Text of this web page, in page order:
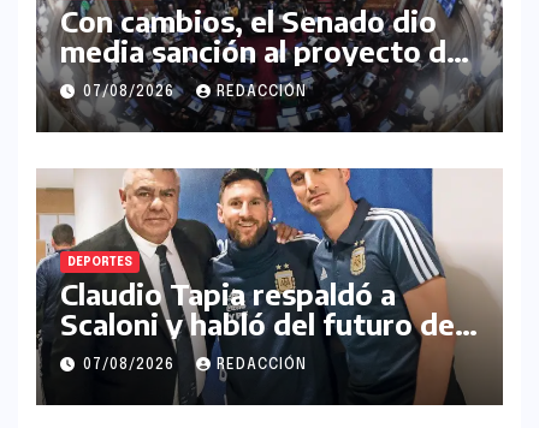
Con cambios, el Senado dio
media sanción al proyecto de
Inviolabilidad de la Propiedad
Privada
07/08/2026 REDACCIÓN
DEPORTES
Claudio Tapia respaldó a
Scaloni y habló del futuro de
Messi en la Selección
Argentina
07/08/2026 REDACCIÓN